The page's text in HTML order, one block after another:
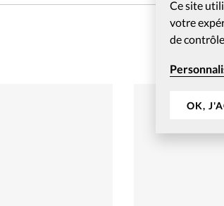
Ce site
votre
de
OK,